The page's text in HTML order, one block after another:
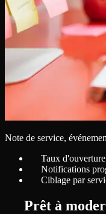
Note de service,
Taux
Notifications
Ciblage par
Prêt à